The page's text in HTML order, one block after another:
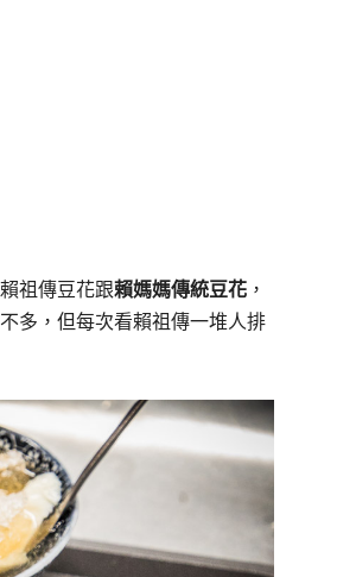
祖傳豆花跟賴媽媽傳統豆花 ，
多，但每次看賴祖傳一堆人排